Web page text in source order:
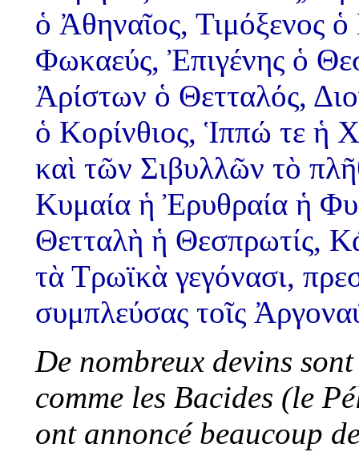
ὁ Ἀθηναῖος, Τιμόξενος
Φωκαεύς, Ἐπιγένης ὁ
Ἀρίστων ὁ Θετταλός,
ὁ Κορίνθιος, Ἱππώ τε ἡ
καὶ τῶν Σιβυλλῶν τὸ
Κυμαία ἡ Ἐρυθραία ἡ
Θετταλὴ ἡ Θεσπρωτίς,
τὰ Τρωϊκὰ γεγόνασι,
συμπλεύσας τοῖς
De nombreux devins
comme les Bacides (le
ont annoncé beaucoup